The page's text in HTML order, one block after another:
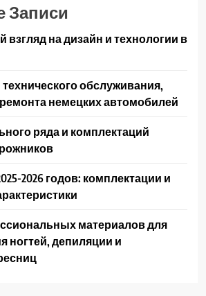
Записи
взгляд на дизайн и технологии в
обслуживания,
немецких автомобилей
ряда и комплектаций
2026 годов: комплектации и
материалов для
ногтей, депиляции и